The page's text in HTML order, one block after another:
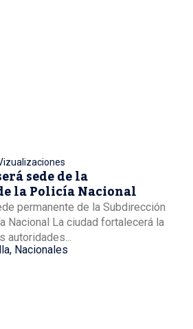
sede de la
la Policía Nacional
permanente de la Subdirección
Nacional La ciudad fortalecerá la
, Nacionales